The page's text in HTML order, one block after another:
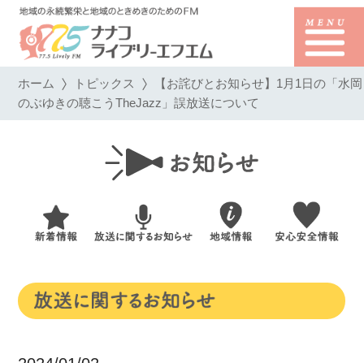
ホーム トピックス 【お詫びとお知らせ】1月1日の「水岡
のぶゆきの聴こうTheJazz」誤放送について